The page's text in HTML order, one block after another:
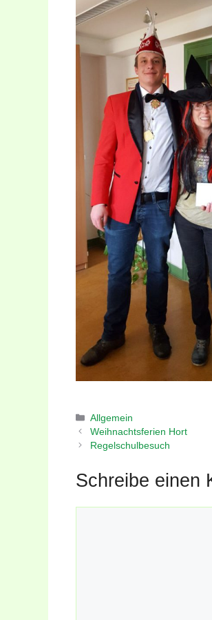
Kategorien
Allgemein
Weihnachtsferien Hort
Regelschulbesuch
Schreibe einen